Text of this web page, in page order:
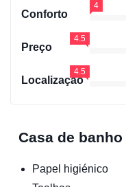
Conforto
4
Preço
4.5
Localização
4.5
Casa de banho
Papel higiénico